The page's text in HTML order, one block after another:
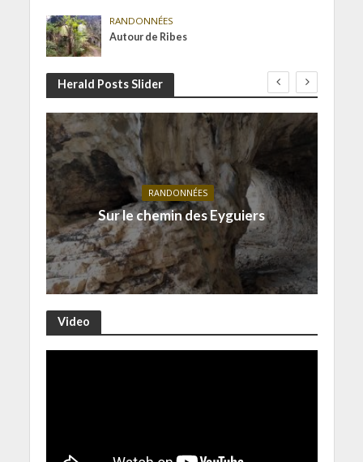
RANDONNÉES
Autour de Ribes
Herald Posts Slider
RANDONNÉES
Sur le chemin des Eyguiers
Video